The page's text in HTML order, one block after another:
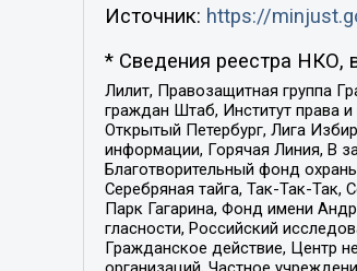
Источник: https://
* Сведения реестра НКО,
Лилит, Правозащитная группа
граждан Штаб, Институт права
Открытый Петербург, Лига
информации, Горячая Линия, В
Благотворительный фонд
Серебряная тайга, Так-Так-
Парк Гагарина, Фонд имени
гласности, Российский
Гражданское действие, Центр